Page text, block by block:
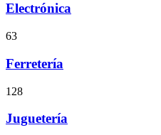
Electrónica
63
Ferretería
128
Juguetería